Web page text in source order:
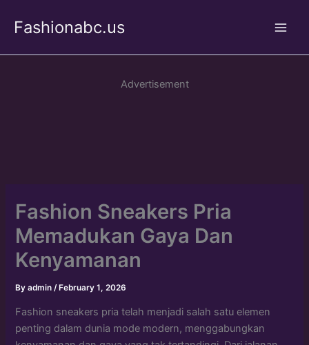
Fashionabc.us
Advertisement
Fashion Sneakers Pria
Memadukan Gaya Dan
Kenyamanan
Byadmin /February 1, 2026
Fashion sneakers pria telah menjadi salah satu elemen
penting dalam dunia mode modern, menggabungkan